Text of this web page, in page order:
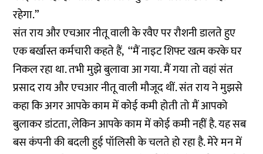
रहेगा.”
संत राय और एचआर नीतू वाली के रवैए पर रौशनी डालते हुए
एक बर्खास्त कर्मचारी कहते हैं, ‘‘मैं नाइट शिफ्ट खत्म करके घर
निकल रहा था. तभी मुझे बुलावा आ गया. मैं गया तो वहां संत
प्रसाद राय और एचआर नीतू वाली मौजूद थीं. संत राय ने मुझसे
कहा कि अगर आपके काम में कोई कमी होती तो मैं आपको
बुलाकर डांटता, लेकिन आपके काम में कोई कमी नहीं है. यह सब
बस कंपनी की बदली हुई पॉलिसी के चलते हो रहा है. मेरे मन में